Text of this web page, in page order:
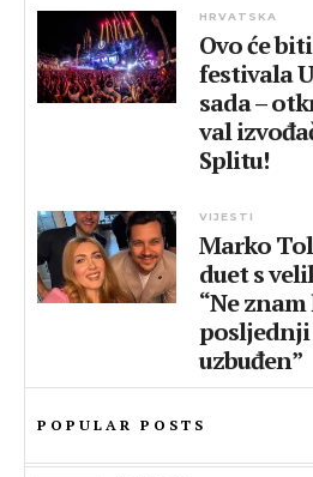
HRVATSKA
Ovo će
festivala
sada –
val
Splitu!
VIJESTI
Marko
duet s
“Ne
uzbuđen”
POPULAR POSTS